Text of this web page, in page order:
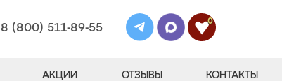
8 (800) 511-89-55
0
АКЦИИ ОТЗЫВЫ КОНТАКТЫ